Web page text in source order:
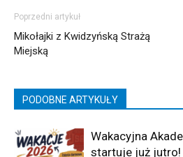
Poprzedni artykuł
Mikołajki z Kwidzyńską Strażą
Miejską
PODOBNE ARTYKUŁY
Wakacyjna
startuje już jutro!